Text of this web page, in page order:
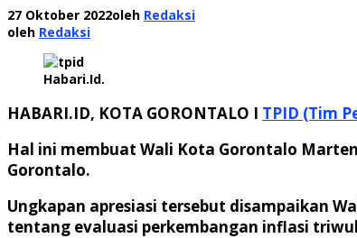
27 Oktober 2022oleh Redaksi
oleh Redaksi
Habari.Id.
HABARI.ID, KOTA GORONTALO I TPID (Tim
Hal ini membuat Wali Kota Gorontalo
Gorontalo.
Ungkapan apresiasi tersebut disampaikan
tentang evaluasi perkembangan inflasi